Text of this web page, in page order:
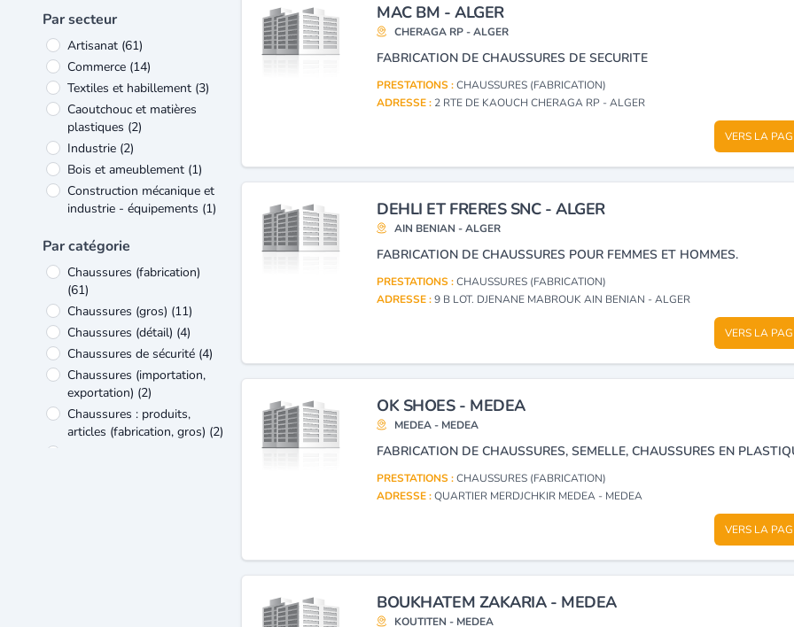
Par secteur
Artisanat (61)
Commerce (14)
Textiles et habillement (3)
Caoutchouc et matières
plastiques (2)
Industrie (2)
Bois et ameublement (1)
Construction mécanique et
industrie - équipements (1)
Par catégorie
Chaussures (fabrication)
(61)
Chaussures (gros) (11)
Chaussures (détail) (4)
Chaussures de sécurité (4)
Chaussures (importation,
exportation) (2)
Chaussures : produits,
articles (fabrication, gros) (2)
MAC BM - ALGER
CHERAGA RP - ALGER
FABRICATION DE CHAUSSURES DE SECURITE
PRESTATIONS :CHAUSSURES (FABRICATION)
ADRESSE : 2 RTE DE KAOUCH CHERAGA RP - ALGER
VERS LA
DEHLI ET FRERES SNC - ALGER
AIN BENIAN - ALGER
FABRICATION DE CHAUSSURES POUR FEMMES ET HOMMES.
PRESTATIONS :CHAUSSURES (FABRICATION)
ADRESSE :9 B LOT. DJENANE MABROUK AIN BENIAN - ALGER
VERS LA
OK SHOES - MEDEA
MEDEA - MEDEA
FABRICATION DE CHAUSSURES, SEMELLE, CHAUSSURES EN
PRESTATIONS :CHAUSSURES (FABRICATION)
ADRESSE :QUARTIER MERDJCHKIR MEDEA - MEDEA
VERS LA
BOUKHATEM ZAKARIA - MEDEA
KOUTITEN - MEDEA